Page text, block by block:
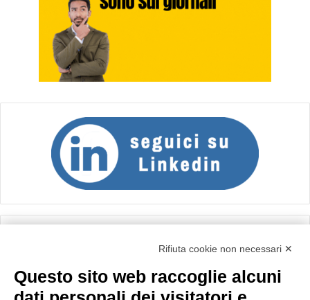
Importo netto (€):
Rifiuta cookie non necessari ✕
Questo sito web raccoglie alcuni